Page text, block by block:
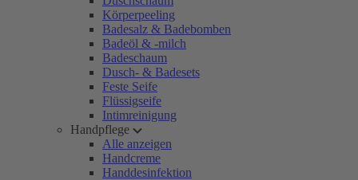
Körperpeeling
Badesalz & Badebomben
Badeöl & -milch
Badeschaum
Dusch- & Badesets
Feste Seife
Flüssigseife
Intimreinigung
Handpflege
Alle anzeigen
Handcreme
Handdesinfektion